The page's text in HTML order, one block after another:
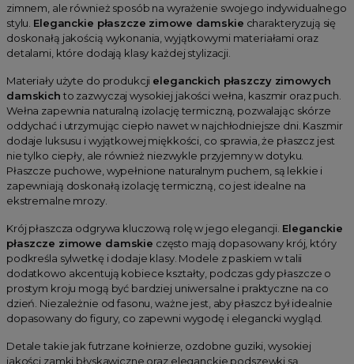
zimnem, ale również sposób na wyrażenie swojego indywidualnego
stylu. Eleganckie płaszcze zimowe damskie charakteryzują się
doskonałą jakością wykonania, wyjątkowymi materiałami oraz
detalami, które dodają klasy każdej stylizacji.
Materiały użyte do produkcji eleganckich płaszczy zimowych
damskich to zazwyczaj wysokiej jakości wełna, kaszmir oraz puch.
Wełna zapewnia naturalną izolację termiczną, pozwalając skórze
oddychać i utrzymując ciepło nawet w najchłodniejsze dni. Kaszmir
dodaje luksusu i wyjątkowej miękkości, co sprawia, że płaszcz jest
nie tylko ciepły, ale również niezwykle przyjemny w dotyku.
Płaszcze puchowe, wypełnione naturalnym puchem, są lekkie i
zapewniają doskonałą izolację termiczną, co jest idealne na
ekstremalne mrozy.
Krój płaszcza odgrywa kluczową rolę w jego elegancji. Eleganckie
płaszcze zimowe damskie często mają dopasowany krój, który
podkreśla sylwetkę i dodaje klasy. Modele z paskiem w talii
dodatkowo akcentują kobiece kształty, podczas gdy płaszcze o
prostym kroju mogą być bardziej uniwersalne i praktyczne na co
dzień. Niezależnie od fasonu, ważne jest, aby płaszcz był idealnie
dopasowany do figury, co zapewni wygodę i elegancki wygląd.
Detale takie jak futrzane kołnierze, ozdobne guziki, wysokiej
jakości zamki błyskawiczne oraz eleganckie podszewki są